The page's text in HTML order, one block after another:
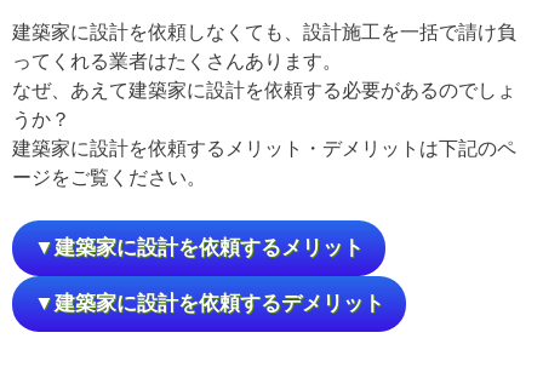
建築家に設計を依頼しなくても、設計施工を一括で請け負
ってくれる業者はたくさんあります。
なぜ、あえて建築家に設計を依頼する必要があるのでしょ
うか？
建築家に設計を依頼するメリット・デメリットは下記のペ
ージをご覧ください。
▼建築家に設計を依頼するメリット
▼建築家に設計を依頼するデメリット